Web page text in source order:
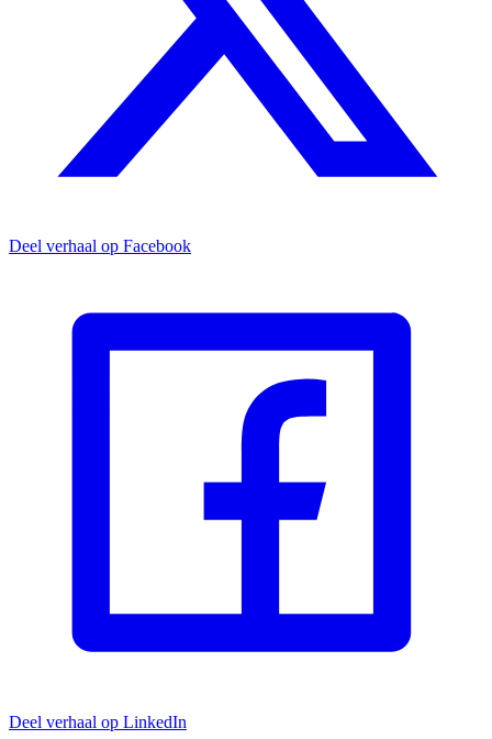
Deel verhaal op Facebook
Deel verhaal op LinkedIn